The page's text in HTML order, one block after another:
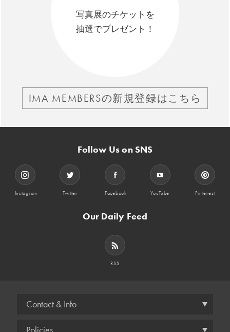
写真展のチケットを
抽選でプレゼント！
IMA MEMBERSの新規登録はこちら
Follow Us on SNS
Instagram Twitter Facebook YouTube Pinterest
Our Daily Feed
RSS
Contact & Info